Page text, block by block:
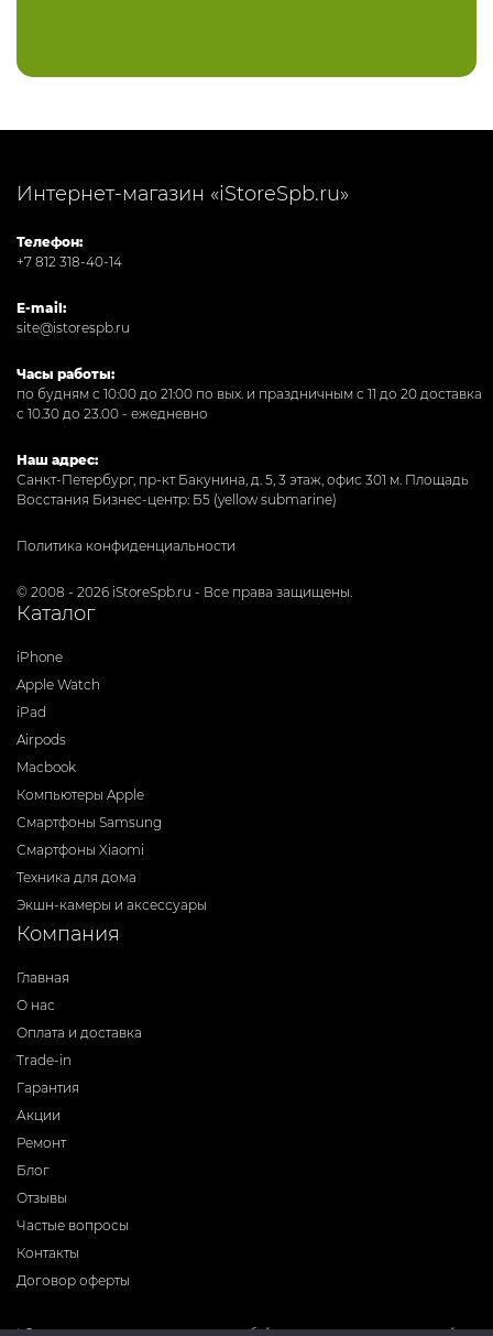
Интернет-магазин «iStoreSpb.ru»
Телефон:
+7 812 318-40-14
E-mail:
site@istorespb.ru
Часы работы:
по будням с 10:00 до 21:00 по вых. и праздничным с 11 до 20 доставка
с 10.30 до 23.00 - ежедневно
Наш адрес:
Санкт-Петербург, пр-кт Бакунина, д. 5, 3 этаж, офис 301 м. Площадь
Восстания Бизнес-центр: Б5 (yellow submarine)
Политика конфиденциальности
© 2008 - 2026 iStoreSpb.ru - Все права защищены.
Каталог
iPhone
Apple Watch
iPad
Airpods
Macbook
Компьютеры Apple
Смартфоны Samsung
Смартфоны Xiaomi
Техника для дома
Экшн-камеры и аксессуары
Компания
Главная
О нас
Оплата и доставка
Trade-in
Гарантия
Акции
Ремонт
Блог
Отзывы
Частые вопросы
Контакты
Договор оферты
* Фирма-производитель оставляет за собой право на внесение изменений в